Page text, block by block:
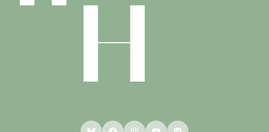
BlueskyFacebookInstagram
YouTubeLinkedIn